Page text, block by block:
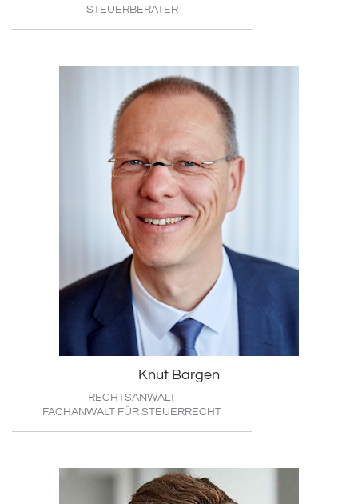
STEUERBERATER
Knut Bargen
RECHTSANWALT
FACHANWALT FÜR STEUERRECHT